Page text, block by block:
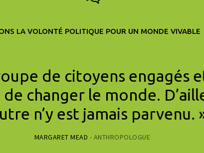
LA VOLONTÉ POLITIQUE POUR UN MONDE VIVABLE
de citoyens engagés
changer le monde.
n’y est jamais parvenu.
MARGARET MEAD - ANTHROPOLOGUE